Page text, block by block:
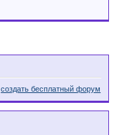
создать бесплатный форум